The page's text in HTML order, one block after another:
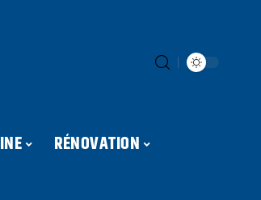
RÉNOVATION